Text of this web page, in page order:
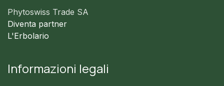
Phytoswiss Trade SA
Diventa partner
L'Erbolario
Informazioni legali